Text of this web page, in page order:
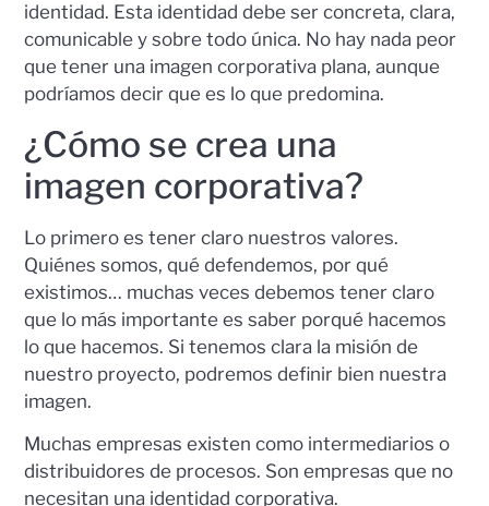
identidad. Esta identidad debe ser concreta, clara,
comunicable y sobre todo única. No hay nada peor
que tener una imagen corporativa plana, aunque
podríamos decir que es lo que predomina.
¿Cómo se crea una
imagen corporativa?
Lo primero es tener claro nuestros valores.
Quiénes somos, qué defendemos, por qué
existimos… muchas veces debemos tener claro
que lo más importante es saber porqué hacemos
lo que hacemos. Si tenemos clara la misión de
nuestro proyecto, podremos definir bien nuestra
imagen.
Muchas empresas existen como intermediarios o
distribuidores de procesos. Son empresas que no
necesitan una identidad corporativa.